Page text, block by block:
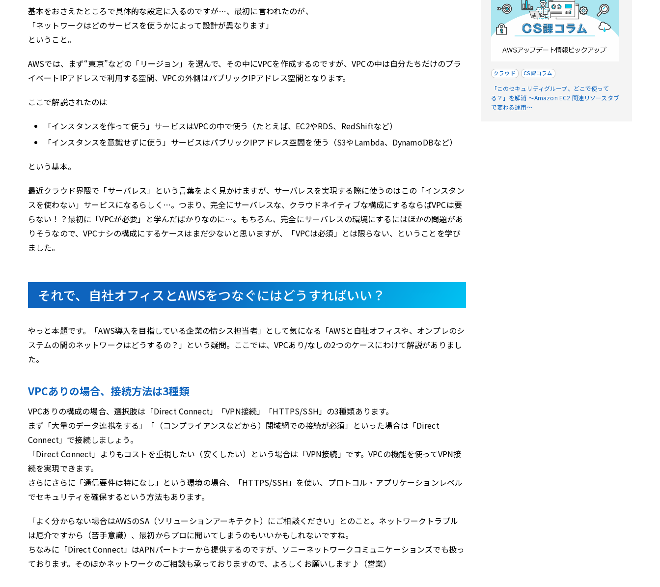
基本をおさえたところで具体的な設定に入るのですが…、最初に言われたのが、
「ネットワークはどのサービスを使うかによって設計が異なります」
ということ。
AWSでは、まず“東京”などの「リージョン」を選んで、その中にVPCを作成するのですが、VPCの中は自分たちだけのプラ
イベートIPアドレスで利用する空間、VPCの外側はパブリックIPアドレス空間となります。
ここで解説されたのは
「インスタンスを作って使う」サービスはVPCの中で使う（たとえば、EC2やRDS、RedShiftなど）
「インスタンスを意識せずに使う」サービスはパブリックIPアドレス空間を使う（S3やLambda、DynamoDBなど）
という基本。
最近クラウド界隈で「サーバレス」という言葉をよく見かけますが、サーバレスを実現する際に使うのはこの「インスタン
スを使わない」サービスになるらしく…。つまり、完全にサーバレスな、クラウドネイティブな構成にするならばVPCは要
らない！？最初に「VPCが必要」と学んだばかりなのに…。もちろん、完全にサーバレスの環境にするにはほかの問題があ
りそうなので、VPCナシの構成にするケースはまだ少ないと思いますが、「VPCは必須」とは限らない、ということを学び
ました。
それで、自社オフィスとAWSをつなぐにはどうすればいい？
やっと本題です。「AWS導入を目指している企業の情シス担当者」として気になる「AWSと自社オフィスや、オンプレのシ
ステムの間のネットワークはどうするの？」という疑問。ここでは、VPCあり/なしの2つのケースにわけて解説がありまし
た。
VPCありの場合、接続方法は3種類
VPCありの構成の場合、選択肢は「Direct Connect」「VPN接続」「HTTPS/SSH」の3種類あります。
まず「大量のデータ連携をする」「（コンプライアンスなどから）閉域網での接続が必須」といった場合は「Direct
Connect」で接続しましょう。
「Direct Connect」よりもコストを重視したい（安くしたい）という場合は「VPN接続」です。VPCの機能を使ってVPN接
続を実現できます。
さらにさらに「通信要件は特になし」という環境の場合、「HTTPS/SSH」を使い、プロトコル・アプリケーションレベル
でセキュリティを確保するという方法もあります。
「よく分からない場合はAWSのSA（ソリューションアーキテクト）にご相談ください」とのこと。ネットワークトラブル
は厄介ですから（苦手意識）、最初からプロに聞いてしまうのもいいかもしれないですね。
ちなみに「Direct Connect」はAPNパートナーから提供するのですが、ソニーネットワークコミュニケーションズでも扱っ
ております。そのほかネットワークのご相談も承っておりますので、よろしくお願いします♪（営業）
クラウド CS課コラム
「このセキュリティグループ、どこで使って
る？」を解消 〜Amazon EC2 関連リソースタブ
で変わる運用〜